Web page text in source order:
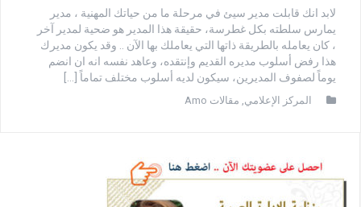
لابد انك قابلت مدير سيئ في مرحلة ما من حياتك المهنية ، مدير
يمارس سلطته بكل غطرسة، حقيقة هذا المدير هو ضحية لمدير آخر
، كان يعامله بالطريقة ذاتها التي يعاملك بها الآن .. وقد يكون مديرك
هذا رفض أسلوب مديره القديم وإنتقده، وعاهد نفسه انه ان انضم
يوماً لصفوف المديرين، سيكون لديه أسلوب مختلف تماماً […]
المركز الإعلامي , مقالات Amo